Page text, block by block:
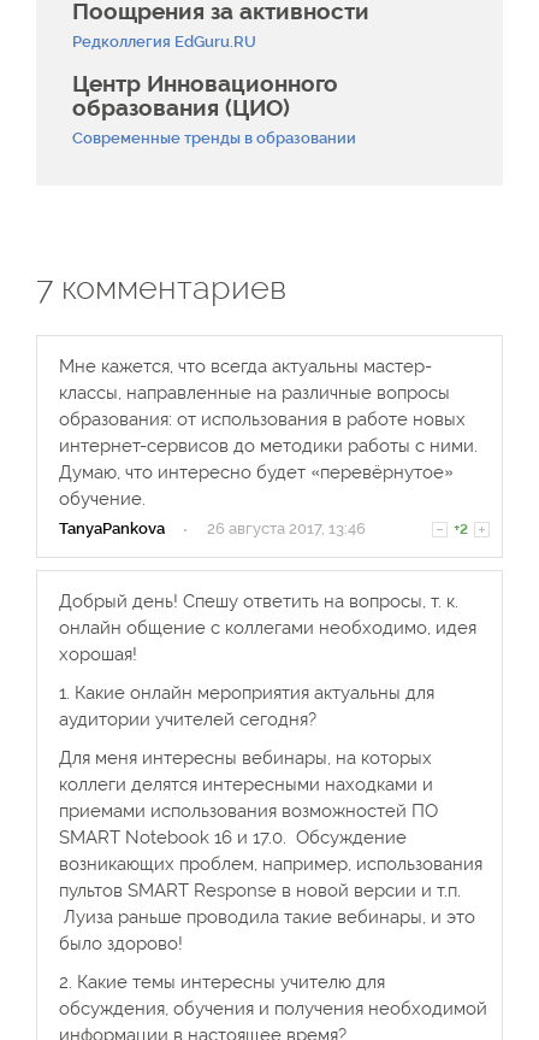
Поощрения за активности
Редколлегия EdGuru.RU
Центр Инновационного
образования (ЦИО)
Современные тренды в образовании
7 комментариев
Мне кажется, что всегда актуальны мастер-
классы, направленные на различные вопросы
образования: от использования в работе новых
интернет-сервисов до методики работы с ними.
Думаю, что интересно будет «перевёрнутое»
обучение.
TanyaPankova · 26 августа 2017, 13:46 +2
Добрый день! Спешу ответить на вопросы, т. к.
онлайн общение с коллегами необходимо, идея
хорошая!
1. Какие онлайн мероприятия актуальны для
аудитории учителей сегодня?
Для меня интересны вебинары, на которых
коллеги делятся интересными находками и
приемами использования возможностей ПО
SMART Notebook 16 и 17.0. Обсуждение
возникающих проблем, например, использования
пультов SMART Response в новой версии и т.п.
Луиза раньше проводила такие вебинары, и это
было здорово!
2. Какие темы интересны учителю для
обсуждения, обучения и получения необходимой
информации в настоящее время?